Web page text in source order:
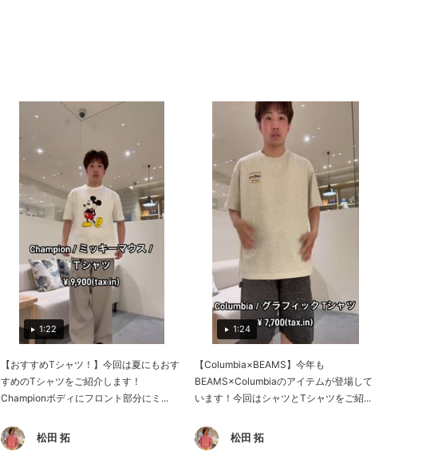
1:22
【おすすめTシャツ！】今回は夏にもおす
すめのTシャツをご紹介します！
Championボディにフロント部分にミ...
松田 拓
1:24
【Columbia×BEAMS】今年も
BEAMS×Columbiaのアイテムが登場して
います！今回はシャツとTシャツをご紹...
松田 拓